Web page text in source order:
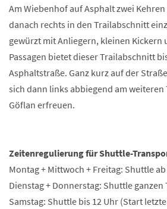
Am Wiebenhof auf Asphalt zwei
danach rechts in den Trailabschnitt
gewürzt mit Anliegern, kleinen Kickern
Passagen bietet dieser Trailabschnitt
Asphaltstraße. Ganz kurz auf der
sich dann links abbiegend am
Göflan erfreuen.
Zeitenregulierung für Shuttle-
Montag + Mittwoch + Freitag: Shuttle
Dienstag + Donnerstag: Shuttle ganzen
Samstag: Shuttle bis 12 Uhr (Start